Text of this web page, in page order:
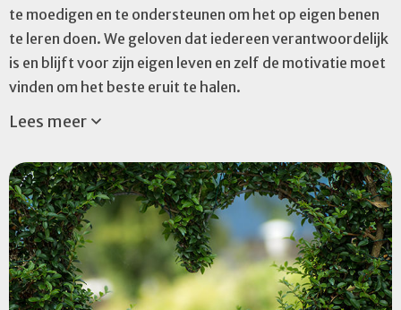
te moedigen en te ondersteunen om het op eigen benen
te leren doen. We geloven dat iedereen verantwoordelijk
is en blijft voor zijn eigen leven en zelf de motivatie moet
vinden om het beste eruit te halen.
Lees meer